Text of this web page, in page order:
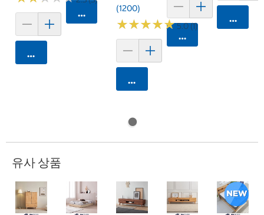
카트에 담기
카트에 담기(1200)
★★★★★
★★★★★5.0 (1)
카트에 담기
카트에 담기
카트에
유사 상품